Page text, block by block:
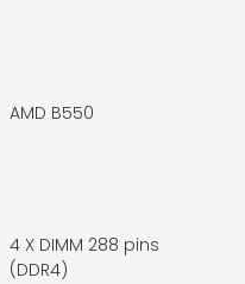
AMD B550
4 X DIMM 288 pins
(DDR4)